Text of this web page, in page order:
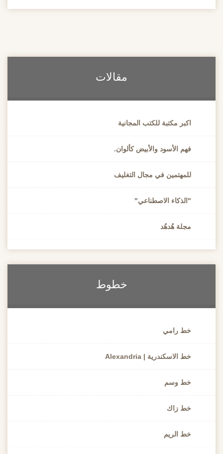
مقالات
اكبر مكتبة للكتب المجانية
فهم الأسود والأبيض كألوان.
للمهتمين في مجال التغليف
"الذكاء الاصطناعي"
مجلة هُدهُد
خطوط
خط رامي
خط الاسكندرية | Alexandria
خط وسم
خط زاك
خط الريم